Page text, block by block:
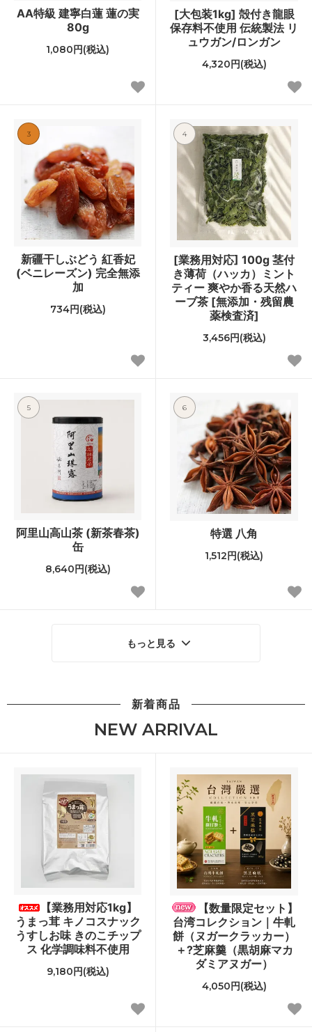
AA特級 建寧白蓮 蓮の実
80g
1,080円(税込)
[大包装1kg] 殻付き龍眼
保存料不使用 伝統製法 リ
ュウガン/ロンガン
4,320円(税込)
3
新疆干しぶどう 紅香妃
(ベニレーズン) 完全無添
加
734円(税込)
4
[業務用対応] 100g 茎付
き薄荷（ハッカ）ミント
ティー 爽やか香る天然ハ
ーブ茶 [無添加・残留農
薬検査済]
3,456円(税込)
5
阿里山高山茶 (新茶春茶)
缶
8,640円(税込)
6
特選 八角
1,512円(税込)
もっと見る
新着商品
NEW ARRIVAL
【業務用対応1kg】
うまっ茸 キノコスナック
うすしお味 きのこチップ
ス 化学調味料不使用
9,180円(税込)
【数量限定セット】
台湾コレクション｜牛軋
餅（ヌガークラッカー）
＋?芝麻羹（黒胡麻マカ
ダミアヌガー）
4,050円(税込)